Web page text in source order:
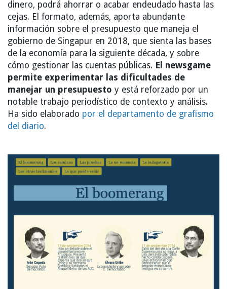
dinero, podrá ahorrar o acabar endeudado hasta las
cejas. El formato, además, aporta abundante
información sobre el presupuesto que maneja el
gobierno de Singapur en 2018, que sienta las bases
de la economía para la siguiente década, y sobre
cómo gestionar las cuentas públicas. El newsgame
permite experimentar las dificultades de
manejar un presupuesto y está reforzado por un
notable trabajo periodístico de contexto y análisis.
Ha sido elaborado por el departamento de grafismo
del diario.